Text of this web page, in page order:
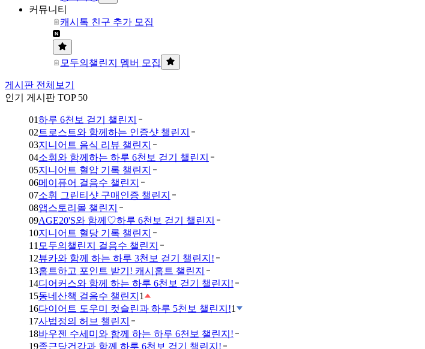
커뮤니티
캐시톡 친구 추가 모집
모두의챌린지 멤버 모집
게시판 전체보기
인기 게시판 TOP 50
01하루 6천보 걷기 챌린지
02 트로스트와 함께하는 인증샷 챌린지
03지니어트 음식 리뷰 챌린지
04소휘와 함께하는 하루 6천보 걷기 챌린지
05지니어트 혈압 기록 챌린지
06메이퓨어 걸음수 챌린지
07소휘 그린티샷 구매인증 챌린지
08앱스토리몰 챌린지
09AGE20'S와 함께♡하루 6천보 걷기 챌린지
10지니어트 혈당 기록 챌린지
11 모두의챌린지 걸음수 챌린지
12뷰카와 함께 하는 하루 3천보 걷기 챌린지!
13홈트하고 포인트 받기! 캐시홈트 챌린지
14디어커스와 함께 하는 하루 6천보 걷기 챌린지!
15동네산책 걸음수 챌린지 1
16다이어트 도우미 컷슬린과 하루 5천보 챌린지!1
17사법정의 허브 챌린지
18바우젠 수세미와 함께 하는 하루 6천보 챌린지!
19종근당건강과 함께 하루 6천보 걷기 챌린지!